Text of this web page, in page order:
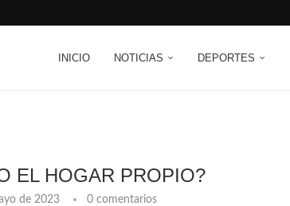
INICIO NOTICIAS DEPORTES
EL HOGAR PROPIO?
de 2023 0 comentarios